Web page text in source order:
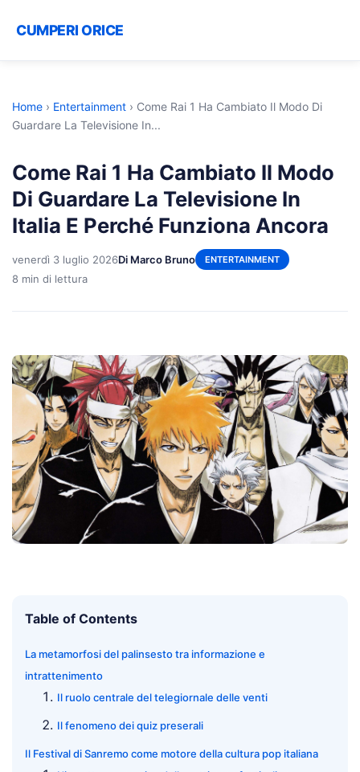
CUMPERI ORICE
Home › Entertainment › Come Rai 1 Ha Cambiato Il Modo Di
Guardare La Televisione In...
Come Rai 1 Ha Cambiato Il Modo
Di Guardare La Televisione In
Italia E Perché Funziona Ancora
venerdì 3 luglio 2026Di Marco Bruno ENTERTAINMENT
8 min di lettura
Table of Contents
La metamorfosi del palinsesto tra informazione e
intrattenimento
Il ruolo centrale del telegiornale delle venti
Il fenomeno dei quiz preserali
Il Festival di Sanremo come motore della cultura pop italiana